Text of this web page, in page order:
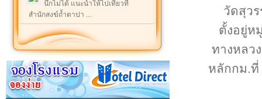
นึกไม่ได้ แนะนำให้ไปเที่ยวที่
สำนักสงฆ์ถ้ำตาปา ...
วัดสุว
ตั้งอยู่ห
ทางหลว
หลักกม.ที่